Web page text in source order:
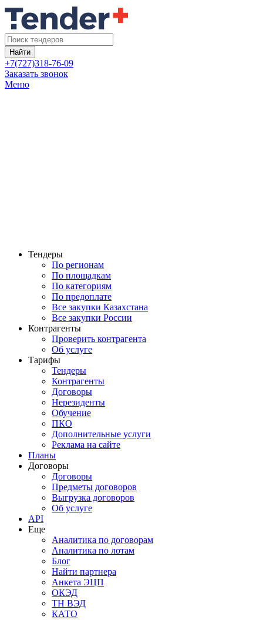
Найти
+7(727)318-76-09
Заказать звонок
Меню
Тендеры
По регионам
По площадкам
По категориям
По предоплате
Все закупки Казахстана
Все закупки России
Контрагенты
Проверить контрагента
Об услуге
Тарифы
Тендеры
Контрагенты
Договоры
Нерезиденты
Обучение
ПКО
Дополнительные услуги
Реклама на сайте
Планы
Договоры
Договоры
Предметы договоров
Выгрузка договоров
Об услуге
API
Еще
Аналитика по договорам
Аналитика по лотам
Блог
Найти партнера
Анкета ЭЦП
ОКЭД
ТН ВЭД
КАТО